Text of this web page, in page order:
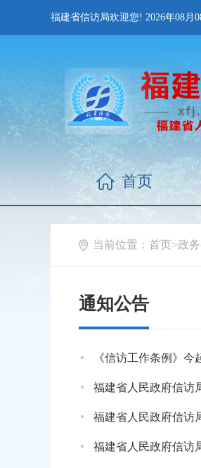
福建省信访局欢迎您! 2026年08月
首页
当前位置： 首页>政
通知公告
《信访工作条例》今
福建省人民政府信访
福建省人民政府信访
福建省人民政府信访